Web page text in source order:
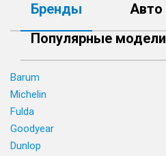
Бренды
Авто
Популярные модели
Barum
Michelin
Fulda
Goodyear
Dunlop